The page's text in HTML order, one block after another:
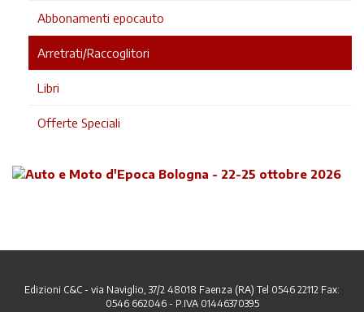
Abbonamenti epocauto
Arretrati/Raccoglitori
Libri
Offerte Speciali
Edizioni C&C - via Naviglio, 37/2 48018 Faenza (RA) Tel 0546 22112 Fax:
0546 662046 - P.IVA 01446370395